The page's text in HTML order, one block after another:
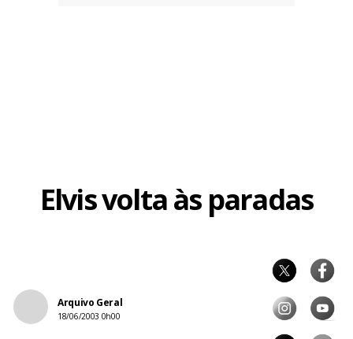
Elvis volta às paradas
Arquivo Geral
18/06/2003 0h00